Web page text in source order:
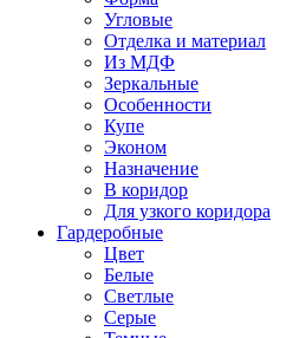
Угловые
Отделка и материал
Из МДФ
Зеркальные
Особенности
Купе
Эконом
Назначение
В коридор
Для узкого коридора
Гардеробные
Цвет
Белые
Светлые
Серые